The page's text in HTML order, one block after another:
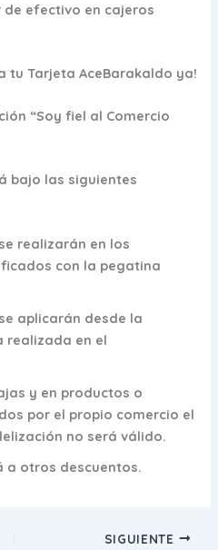
de efectivo en cajeros
tu Tarjeta AceBarakaldo ya!
“Soy fiel al Comercio
bajo las siguientes
realizarán en los
con la pegatina
aplicarán desde la
realizada en el
y en productos o
por el propio comercio el
no será válido.
a otros descuentos.
SIGUIENTE